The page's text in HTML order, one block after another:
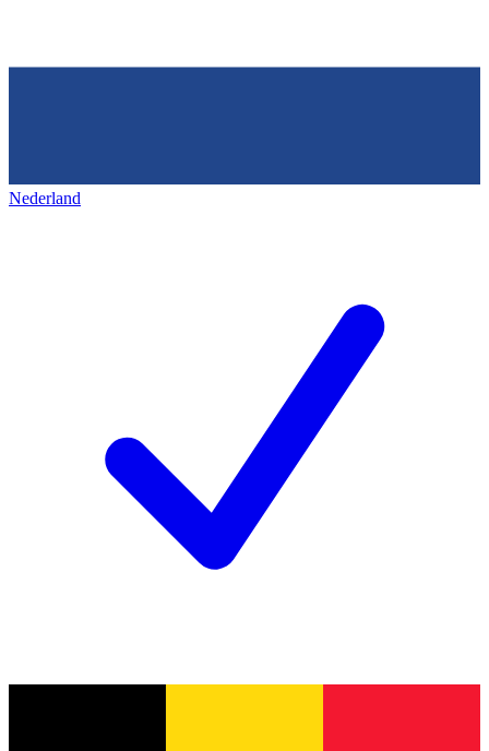
Nederland